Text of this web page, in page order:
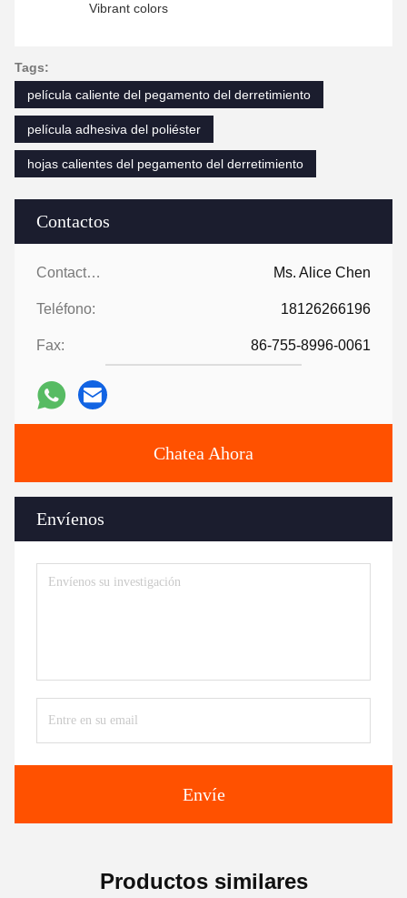
Contactos
Contactos: Ms. Alice Chen
Teléfono: 18126266196
Fax: 86-755-8996-0061
Chatea Ahora
Envíenos
Envíe
Vibrant colors
Tags:
película caliente del pegamento del derretimiento
película adhesiva del poliéster
hojas calientes del pegamento del derretimiento
Productos similares